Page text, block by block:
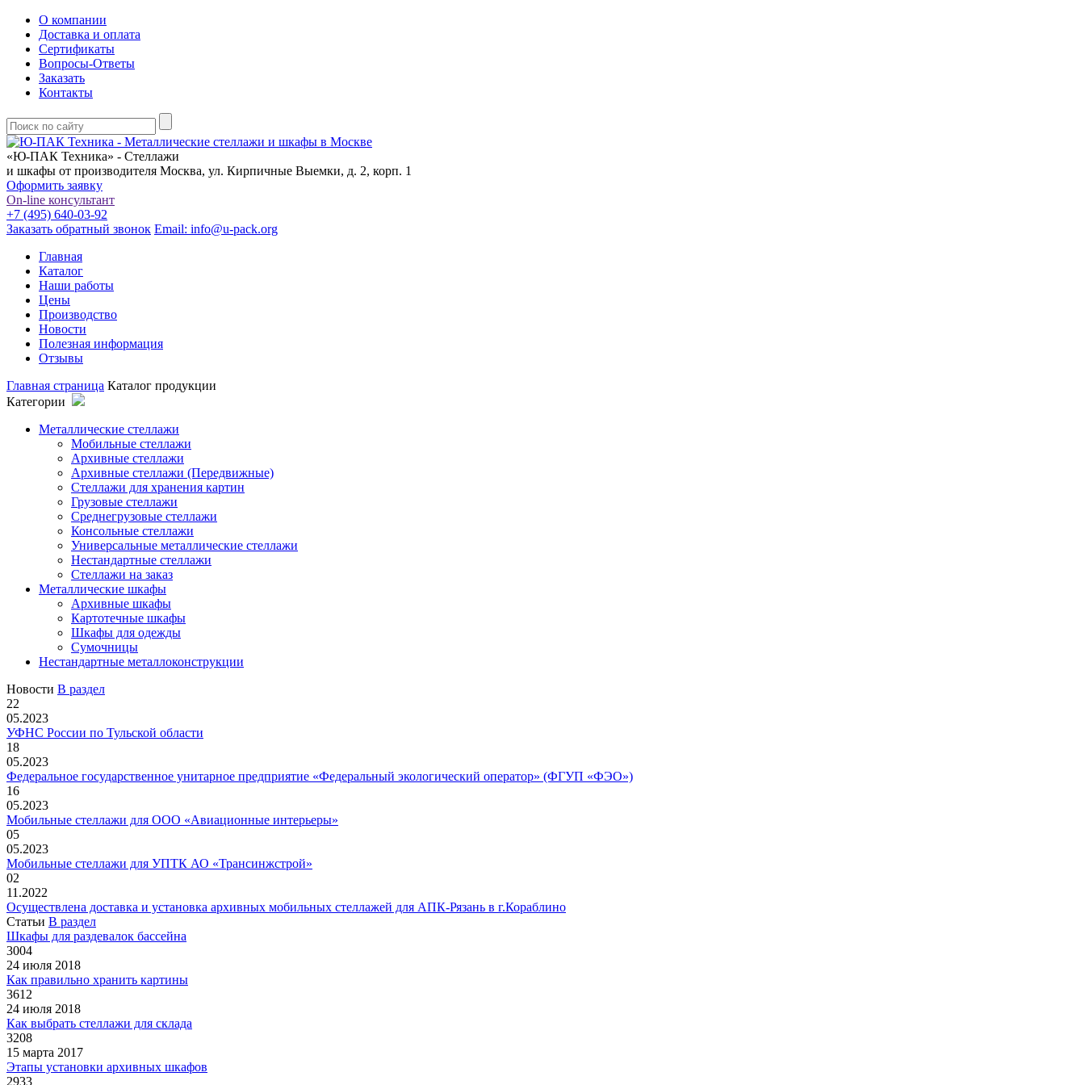
О компании
Доставка и оплата
Сертификаты
Вопросы-Ответы
Заказать
Контакты
«Ю-ПАК Техника» - Стеллажи
и шкафы от производителя Москва, ул. Кирпичные Выемки, д. 2, корп. 1
Оформить заявку
On-line консультант
+7 (495) 640-03-92
Заказать обратный звонок Email: info@u-pack.org
Главная
Каталог
Наши работы
Цены
Производство
Новости
Полезная информация
Отзывы
Главная страница Каталог продукции
Категории
Металлические стеллажи
Мобильные стеллажи
Архивные стеллажи
Архивные стеллажи (Передвижные)
Стеллажи для хранения картин
Грузовые стеллажи
Среднегрузовые стеллажи
Консольные стеллажи
Универсальные металлические стеллажи
Нестандартные стеллажи
Стеллажи на заказ
Металлические шкафы
Архивные шкафы
Картотечные шкафы
Шкафы для одежды
Сумочницы
Нестандартные металлоконструкции
Новости В раздел
22
05.2023
УФНС России по Тульской области
18
05.2023
Федеральное государственное унитарное предприятие «Федеральный экологический оператор» (ФГУП «ФЭО»)
16
05.2023
Мобильные стеллажи для ООО «Авиационные интерьеры»
05
05.2023
Мобильные стеллажи для УПТК АО «Трансинжстрой»
02
11.2022
Осуществлена доставка и установка архивных мобильных стеллажей для АПК-Рязань в г.Кораблино
Статьи В раздел
Шкафы для раздевалок бассейна
3004
24 июля 2018
Как правильно хранить картины
3612
24 июля 2018
Как выбрать стеллажи для склада
3208
15 марта 2017
Этапы установки архивных шкафов
2933